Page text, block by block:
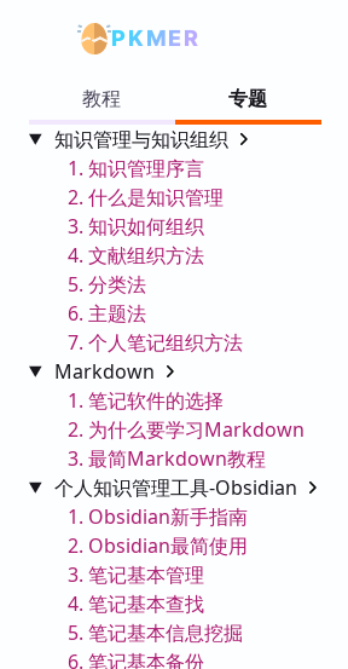
PKMER
教程
专题
知识管理与知识组织
1. 知识管理序言
2. 什么是知识管理
3. 知识如何组织
4. 文献组织方法
5. 分类法
6. 主题法
7. 个人笔记组织方法
Markdown
1. 笔记软件的选择
2. 为什么要学习Markdown
3. 最简Markdown教程
个人知识管理工具-Obsidian
1. Obsidian新手指南
2. Obsidian最简使用
3. 笔记基本管理
4. 笔记基本查找
5. 笔记基本信息挖掘
6. 笔记基本备份